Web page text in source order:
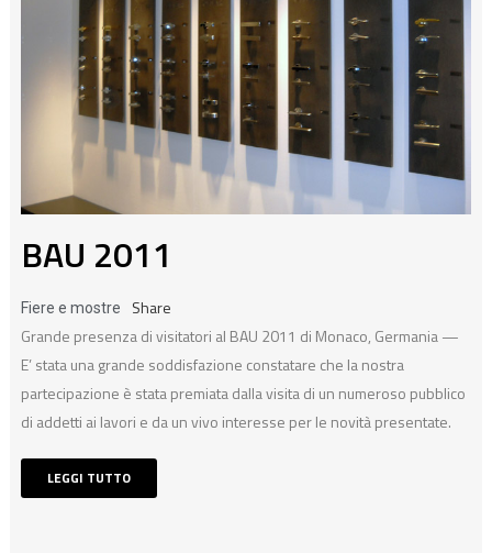
BAU 2011
Fiere e mostre
Share
Grande presenza di visitatori al BAU 2011 di Monaco, Germania —
E’ stata una grande soddisfazione constatare che la nostra
partecipazione è stata premiata dalla visita di un numeroso pubblico
di addetti ai lavori e da un vivo interesse per le novità presentate.
LEGGI TUTTO